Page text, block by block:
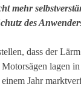
mehr
des
dass der
lagen
Jahr